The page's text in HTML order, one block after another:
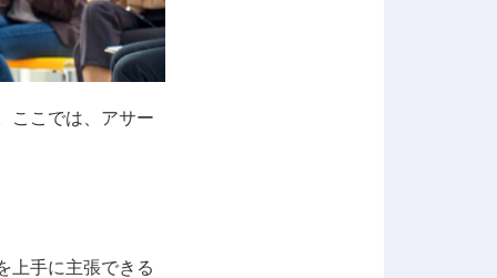
ここでは、アサー
上手に主張できる